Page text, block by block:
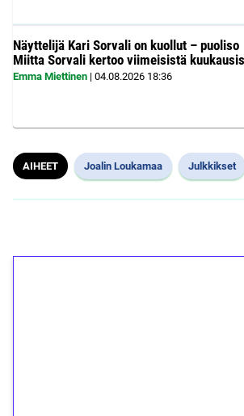
Näyttelijä Kari Sorvali on kuollut – puoliso
Miitta Sorvali kertoo viimeisistä
Emma Miettinen | 04.08.2026 18:36
AIHEET Joalin Loukamaa Julkkikset